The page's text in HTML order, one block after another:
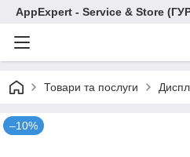
AppExpert - Service & Store
Товари та послуги
–10%